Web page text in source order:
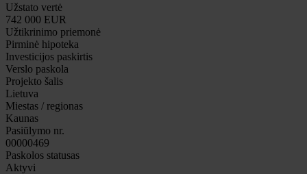
Užstato vertė
742 000 EUR
Užtikrinimo priemonė
Pirminė hipoteka
Investicijos paskirtis
Verslo paskola
Projekto šalis
Lietuva
Miestas / regionas
Kaunas
Pasiūlymo nr.
00000469
Paskolos statusas
Aktyvi